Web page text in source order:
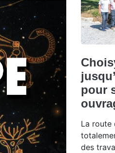
pour
La route
des